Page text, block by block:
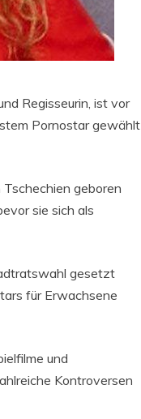
Regisseurin, ist vor
Pornostar gewählt
geboren
sie sich als
gesetzt
für Erwachsene
und
Kontroversen